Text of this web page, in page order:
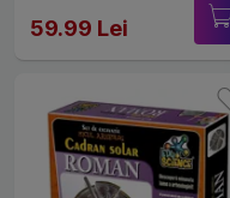
59.99 Lei